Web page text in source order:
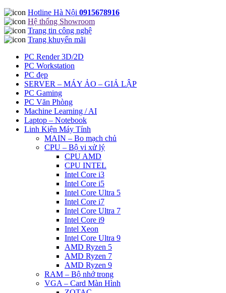
Hotline Hà Nội 0915678916
Hệ thống Showroom
Trang tin công nghệ
Trang khuyến mãi
PC Render 3D/2D
PC Workstation
PC đẹp
SERVER – MÁY ẢO – GIẢ LẬP
PC Gaming
PC Văn Phòng
Machine Learning / AI
Laptop – Notebook
Linh Kiện Máy Tính
MAIN – Bo mạch chủ
CPU – Bộ vi xử lý
CPU AMD
CPU INTEL
Intel Core i3
Intel Core i5
Intel Core Ultra 5
Intel Core i7
Intel Core Ultra 7
Intel Core i9
Intel Xeon
Intel Core Ultra 9
AMD Ryzen 5
AMD Ryzen 7
AMD Ryzen 9
RAM – Bộ nhớ trong
VGA – Card Màn Hình